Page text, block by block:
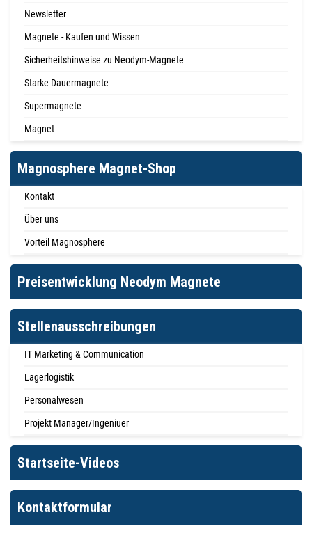
Newsletter
Magnete - Kaufen und Wissen
Sicherheitshinweise zu Neodym-Magnete
Starke Dauermagnete
Supermagnete
Magnet
Magnosphere Magnet-Shop
Kontakt
Über uns
Vorteil Magnosphere
Preisentwicklung Neodym Magnete
Stellenausschreibungen
IT Marketing & Communication
Lagerlogistik
Personalwesen
Projekt Manager/Ingeniuer
Startseite-Videos
Kontaktformular